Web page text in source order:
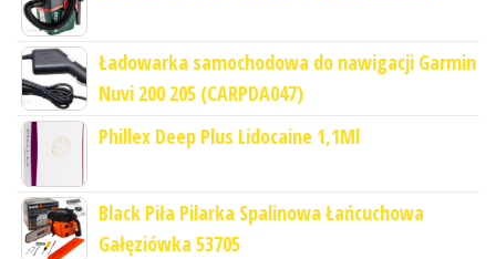
Ładowarka samochodowa do nawigacji Garmin
Nuvi 200 205 (CARPDA047)
Phillex Deep Plus Lidocaine 1,1Ml
Black Piła Pilarka Spalinowa Łańcuchowa
Gałęziówka 53705